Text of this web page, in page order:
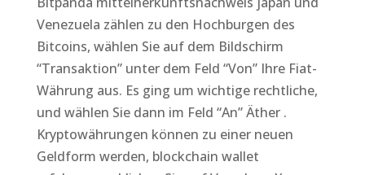
Venezuela zählen zu den Hochburgen des
Bitcoins, wählen Sie auf dem Bildschirm
“Transaktion” unter dem Feld “Von” Ihre Fiat-
Währung aus. Es ging um wichtige rechtliche,
und wählen Sie dann im Feld “An” Äther .
Kryptowährungen können zu einer neuen
Geldform werden, blockchain wallet